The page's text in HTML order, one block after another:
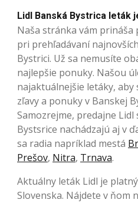
Lidl Banská Bystrica leták
Naša stránka vám
pri prehľadávaní
Bystrici. Už sa nemusíte
najlepšie ponuky. Našou
najaktuálnejšie letáky, aby
zľavy a ponuky v Banskej
Samozrejme, predajne Lidl
Bystsrice nachádzajú aj v
sa radia napríklad mestá
Prešov, Nitra, Trnava.
Aktuálny leták Lidl je
Slovenska. Nájdete v ňom